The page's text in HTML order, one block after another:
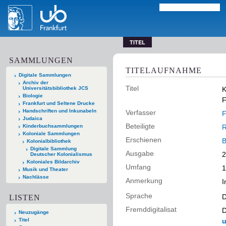
TITEL
SAMMLUNGEN
Digitale Sammlungen
Archiv der
Universitätsbibliothek JCS
Biologie
Frankfurt und Seltene Drucke
Handschriften und Inkunabeln
Judaica
Kinderbuchsammlungen
Koloniale Sammlungen
Kolonialbibliothek
Digitale Sammlung
Deutscher Kolonialismus
Koloniales Bildarchiv
Musik und Theater
Nachlässe
LISTEN
Neuzugänge
Titel
TITELAUFNAHME
Titel
Verfasser
Beteiligte
Erschienen
Ausgabe
Umfang
Anmerkung
Sprache
Fremddigitalisat